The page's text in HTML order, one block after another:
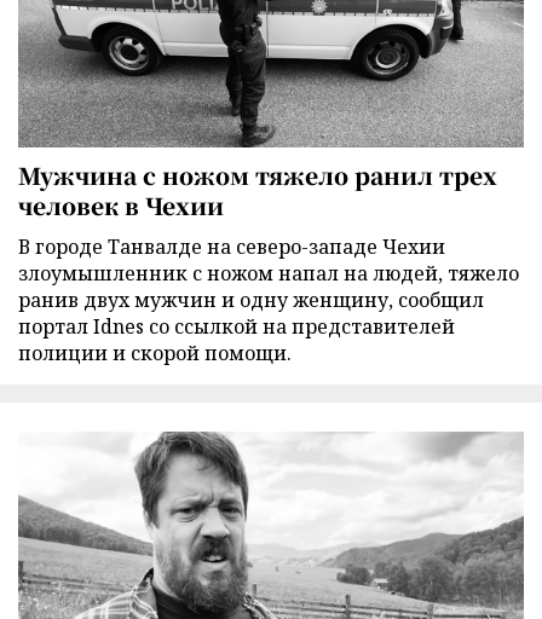
Мужчина с ножом тяжело ранил трех
человек в Чехии
В городе Танвалде на северо-западе Чехии
злоумышленник с ножом напал на людей, тяжело
ранив двух мужчин и одну женщину, сообщил
портал Idnes со ссылкой на представителей
полиции и скорой помощи.